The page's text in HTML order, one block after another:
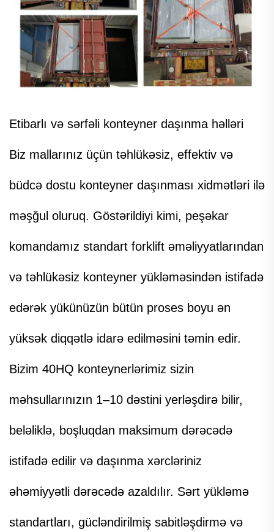
Etibarlı və sərfəli konteyner daşınma həlləri
Biz mallarınız üçün təhlükəsiz, effektiv və
büdcə dostu konteyner daşınması xidmətləri ilə
məşğul oluruq. Göstərildiyi kimi, peşəkar
komandamız standart forklift əməliyyatlarından
və təhlükəsiz konteyner yükləməsindən istifadə
edərək yükünüzün bütün proses boyu ən
yüksək diqqətlə idarə edilməsini təmin edir.
Bizim 40HQ konteynerlərimiz sizin
məhsullarınızın 1–10 dəstini yerləşdirə bilir,
beləliklə, boşluqdan maksimum dərəcədə
istifadə edilir və daşınma xərcləriniz
əhəmiyyətli dərəcədə azaldılır. Sərt yükləmə
standartları, gücləndirilmiş sabitləşdirmə və